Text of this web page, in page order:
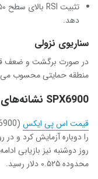
دهد.
سناریوی نزولی
منطقه حمایتی محسوب
SPX6900 نشانه‌های اولیه از بازگشت را ثبت می‌کند
قیمت اس پی ایکس
روز دوشنبه نیز بازیابی
محدوده ۰.۵۲۵ دلار رسید.